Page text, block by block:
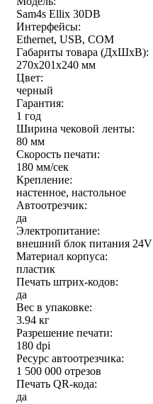
Sam4s Ellix 30DB
Интерфейсы:
Ethernet, USB, COM
Габариты товара (ДxШxВ):
270х201х240 мм
Цвет:
черный
Гарантия:
1 год
Ширина чековой ленты:
80 мм
Скорость печати:
180 мм/сек
Крепление:
настенное, настольное
Автоотрезчик:
да
Электропитание:
внешний блок питания 24V
Материал корпуса:
пластик
Печать штрих-кодов:
да
Вес в упаковке:
3.94 кг
Разрешение печати:
180 dpi
Ресурс автоотрезчика:
1 500 000 отрезов
Печать QR-кода:
да